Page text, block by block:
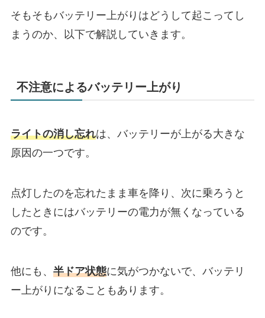
そもそもバッテリー上がりはどうして起こってし
まうのか、以下で解説していきます。
不注意によるバッテリー上がり
ライトの消し忘れは、バッテリーが上がる大きな
原因の一つです。
点灯したのを忘れたまま車を降り、次に乗ろうと
したときにはバッテリーの電力が無くなっている
のです。
他にも、 半ドア状態に気がつかないで、バッテリ
ー上がりになることもあります。